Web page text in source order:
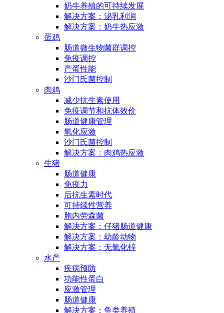
奶牛养殖的可持续发展
解决方案：泌乳利润
解决方案：奶牛热应激
蛋鸡
肠道微生物菌群调控
免疫调控
产蛋性能
沙门氏菌控制
肉鸡
减少抗生素使用
免疫调节和抗体效价
肠道健康管理
氧化应激
沙门氏菌控制
解决方案：肉鸡热应激
生猪
肠道健康
免疫力
后抗生素时代
可持续性营养
胞内劳森菌
解决方案：仔猪肠道健康
解决方案：幼龄动物
解决方案：无氧化锌
水产
疾病预防
功能性蛋白
应激管理
肠道健康
解决方案：鱼类养殖